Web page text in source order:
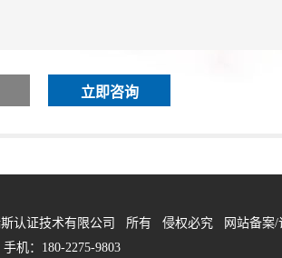
立即咨询
认证技术有限公司 所有 侵权必究 网站备案/
机：180-2275-9803